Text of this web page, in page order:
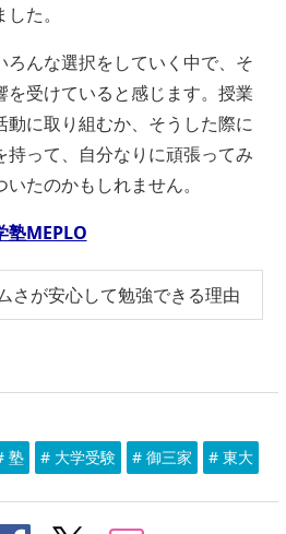
た。
んな選択をしていく中で、そ
を受けていると感じます。授業
動に取り組むか、そうした際に
持って、自分なりに頑張ってみ
たのかもしれません。
塾MEPLO
さが安心して勉強できる理由
塾 # 大学受験 # 御三家 # 東大